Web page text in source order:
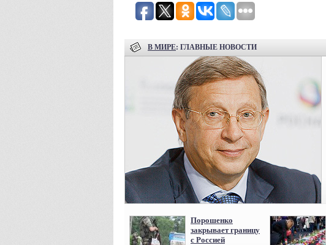
В МИРЕ: ГЛАВНЫЕ НОВОСТИ
Порошенко
закрывает границу
с Россией